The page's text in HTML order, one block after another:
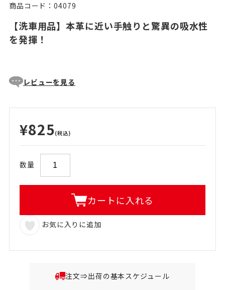
商品コード：04079
【洗車用品】本革に近い手触りと驚異の吸水性
を発揮！
レビューを見る
¥825(税込)
数量
カートに入れる
お気に入りに追加
注文⇒出荷の基本スケジュール